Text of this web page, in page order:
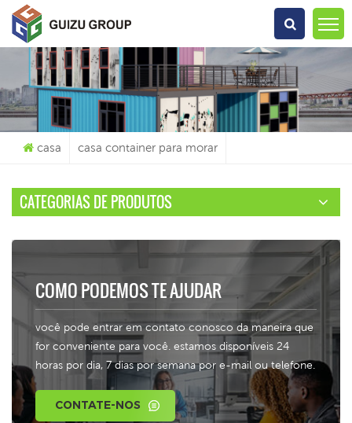
O Que Você Está Procurando?
casa casa container para morar
CATEGORIAS DE PRODUTOS
COMO PODEMOS TE AJUDAR
você pode entrar em contato conosco da maneira que
for conveniente para você. estamos disponíveis 24
horas por dia, 7 dias por semana por e-mail ou telefone.
CONTATE-NOS